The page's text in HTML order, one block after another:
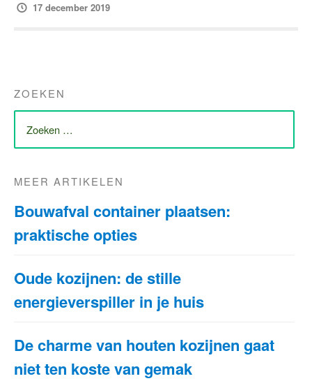
17 december 2019
ZOEKEN
ZOEK
NAAR:
MEER ARTIKELEN
Bouwafval container plaatsen:
praktische opties
Oude kozijnen: de stille
energieverspiller in je huis
De charme van houten kozijnen gaat
niet ten koste van gemak